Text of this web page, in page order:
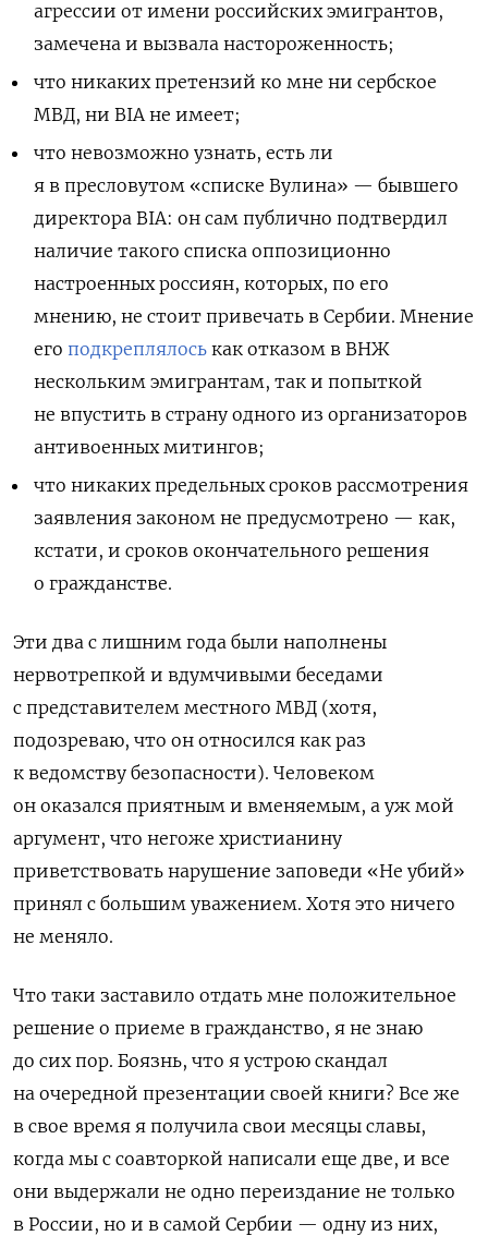
агрессии от имени российских эмигрантов,
замечена и вызвала настороженность;
что никаких претензий ко мне ни сербское
МВД, ни BIA не имеет;
что невозможно узнать, есть ли
я в пресловутом «списке Вулина» — бывшего
директора BIA: он сам публично подтвердил
наличие такого списка оппозиционно
настроенных россиян, которых, по его
мнению, не стоит привечать в Сербии. Мнение
егоподкреплялоськак отказом в ВНЖ
нескольким эмигрантам, так и попыткой
не впустить в страну одного из организаторов
антивоенных митингов;
что никаких предельных сроков рассмотрения
заявления законом не предусмотрено — как,
кстати, и сроков окончательного решения
о гражданстве.
Эти два с лишним года были наполнены
нервотрепкой и вдумчивыми беседами
с представителем местного МВД (хотя,
подозреваю, что он относился как раз
к ведомству безопасности). Человеком
он оказался приятным и вменяемым, а уж мой
аргумент, что негоже христианину
приветствовать нарушение заповеди «Не убий»
принял с большим уважением. Хотя это ничего
не меняло.
Что таки заставило отдать мне положительное
решение о приеме в гражданство, я не знаю
до сих пор. Боязнь, что я устрою скандал
на очередной презентации своей книги? Все же
в свое время я получила свои месяцы славы,
когда мы с соавторкой написали еще две, и все
они выдержали не одно переиздание не только
в России, но и в самой Сербии — одну из них,